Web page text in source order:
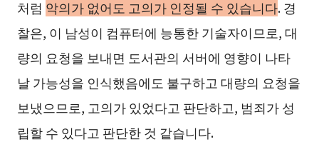
처럼 악의가 없어도 고의가 인정될 수 있습니다. 경
찰은, 이 남성이 컴퓨터에 능통한 기술자이므로, 대
량의 요청을 보내면 도서관의 서버에 영향이 나타
날 가능성을 인식했음에도 불구하고 대량의 요청을
보냈으므로, 고의가 있었다고 판단하고, 범죄가 성
립할 수 있다고 판단한 것 같습니다.